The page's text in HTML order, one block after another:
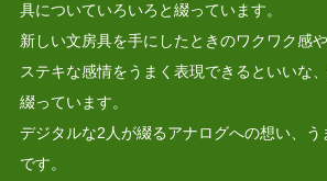
具についていろいろと綴っています。
新しい文房具を手にしたときのワクワク感
ステキな感情をうまく表現できるといいな
綴っています。
デジタルな2人が綴るアナログへの想い、
です。